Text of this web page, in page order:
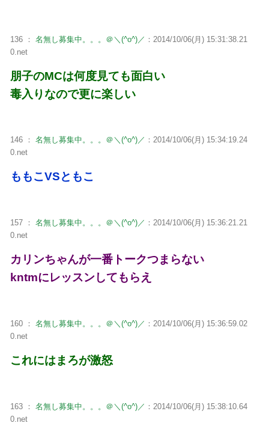
136 ： 名無し募集中。。。＠＼(^o^)／ ：2014/10/06(月) 15:31:38.21
0.net
朋子のMCは何度見ても面白い
毒入りなので更に楽しい
146 ： 名無し募集中。。。＠＼(^o^)／ ：2014/10/06(月) 15:34:19.24
0.net
ももこVSともこ
157 ： 名無し募集中。。。＠＼(^o^)／ ：2014/10/06(月) 15:36:21.21
0.net
カリンちゃんが一番トークつまらない
kntmにレッスンしてもらえ
160 ： 名無し募集中。。。＠＼(^o^)／ ：2014/10/06(月) 15:36:59.02
0.net
これにはまろが激怒
163 ： 名無し募集中。。。＠＼(^o^)／ ：2014/10/06(月) 15:38:10.64
0.net